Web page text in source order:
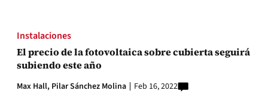
Instalaciones
El precio de la fotovoltaica sobre cubierta seguirá
subiendo este año
Max Hall, Pilar Sánchez Molina Feb 16, 2022